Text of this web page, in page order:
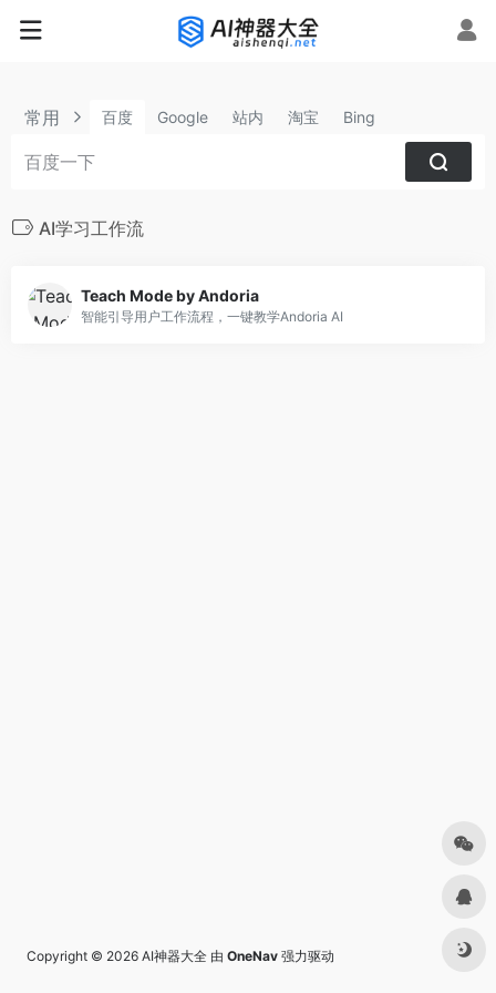
常用 百度 Google 站内 淘宝 Bing
AI学习工作流
Teach Mode by Andoria
智能引导用户工作流程，一键教学Andoria AI
Copyright © 2026 AI神器大全 由 OneNav 强力驱动